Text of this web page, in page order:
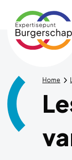
Expertisepunt
Burgerschap
Home